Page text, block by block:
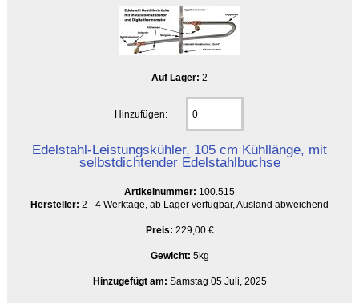
Auf Lager: 2
Hinzufügen:
Edelstahl-Leistungskühler, 105 cm Kühllänge, mit
selbstdichtender Edelstahlbuchse
Artikelnummer: 100.515
Hersteller: 2 - 4 Werktage, ab Lager verfügbar, Ausland abweichend
Preis: 229,00 €
Gewicht: 5kg
Hinzugefügt am: Samstag 05 Juli, 2025